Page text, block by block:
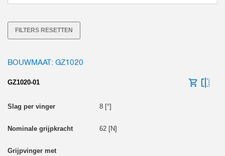
FILTERS RESETTEN
BOUWMAAT: GZ1020
GZ1020-01
8 [°]
62 [N]